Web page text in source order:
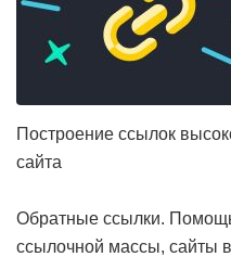
Построение ссылок
сайта
Обратные ссылки.
ссылочной массы, сайты